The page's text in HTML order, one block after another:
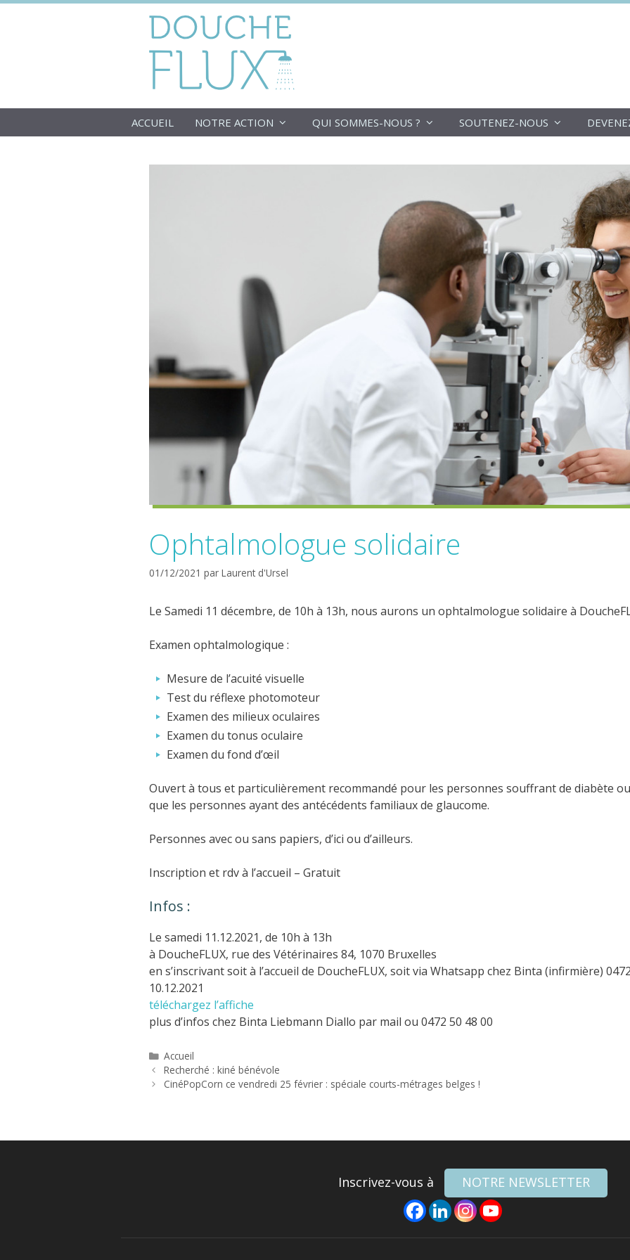
ACCUEIL NOTRE ACTION QUI SOMMES-NOUS ? SOUTENEZ-NOUS
Ophtalmologue solidaire
01/12/2021 par Laurent d'Ursel
Le Samedi 11 décembre, de 10h à 13h, nous aurons un ophtalmologue solidaire à
Examen ophtalmologique :
Mesure de l’acuité visuelle
Test du réflexe photomoteur
Examen des milieux oculaires
Examen du tonus oculaire
Examen du fond d’œil
Ouvert à tous et particulièrement recommandé pour les personnes souffrant de diabète
que les personnes ayant des antécédents familiaux de glaucome.
Personnes avec ou sans papiers, d’ici ou d’ailleurs.
Inscription et rdv à l’accueil – Gratuit
Infos :
Le samedi 11.12.2021, de 10h à 13h
à DoucheFLUX, rue des Vétérinaires 84, 1070 Bruxelles
en s’inscrivant soit à l’accueil de DoucheFLUX, soit via Whatsapp chez Binta (infirmière)
10.12.2021
téléchargez l’affiche
plus d’infos chez Binta Liebmann Diallo par mail ou 0472 50 48 00
Catégories
Accueil
Recherché : kiné bénévole
CinéPopCorn ce vendredi 25 février : spéciale courts-métrages belges !
Inscrivez-vous à NOTRE NEWSLETTER